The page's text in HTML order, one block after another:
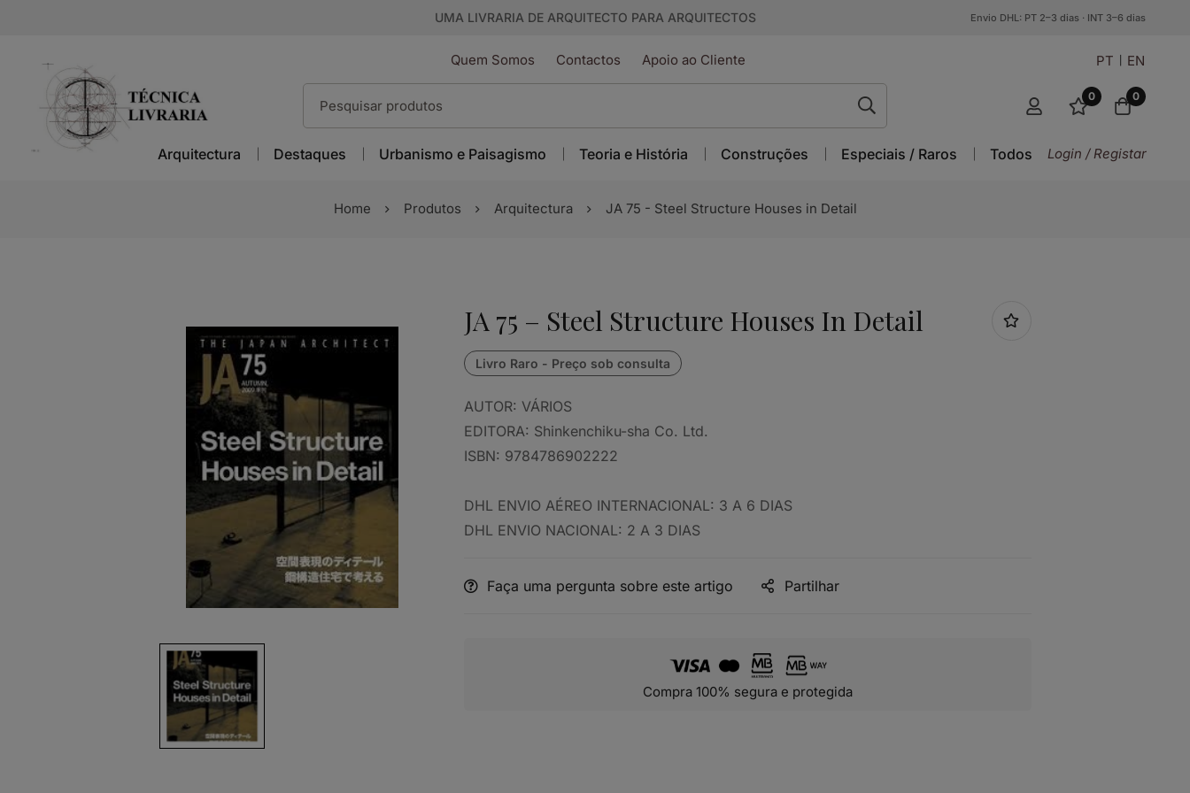
UMA LIVRARIA DE ARQUITECTO PARA ARQUITECTOS Envio DHL: PT 2–3 dias · INT 3–6 dias
Quem Somos Contactos Apoio ao Cliente PT EN
0 0
Arquitectura Destaques Urbanismo e Paisagismo Teoria e História Construções Especiais / Raros Todos Login / Registar
Home Produtos Arquitectura JA 75 - Steel Structure Houses in Detail
JA 75 – Steel Structure Houses In Detail
AUTOR: VÁRIOS
EDITORA: Shinkenchiku-sha Co. Ltd.
ISBN: 9784786902222
DHL ENVIO AÉREO INTERNACIONAL: 3 A 6 DIAS
DHL ENVIO NACIONAL: 2 A 3 DIAS
Faça uma pergunta sobre este artigo Partilhar
Compra 100% segura e protegida